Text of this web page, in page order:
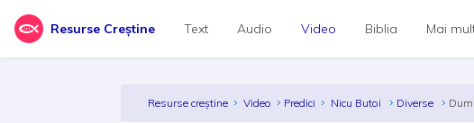
Resurse Creștine Text Audio Video Biblia Mai
Resurse creștine Video Predici Nicu Butoi Diverse